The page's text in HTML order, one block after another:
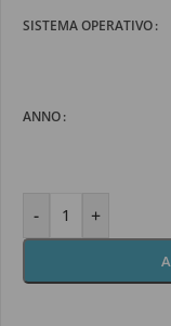
SISTEMA OPERATIVO
ANNO
- +